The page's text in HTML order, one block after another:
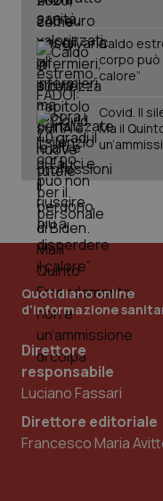
Caldo
corpo può
calore”
Covid. Il
Ma il
Quotidiano online
d'informazione
Direttore
responsabile
Luciano Fassari
Direttore editoriale
Francesco Maria